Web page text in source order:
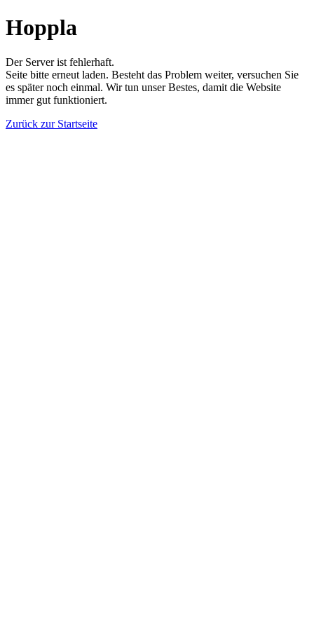
Hoppla
Der Server ist fehlerhaft.
Seite bitte erneut laden. Besteht das Problem weiter, versuchen Sie
es später noch einmal. Wir tun unser Bestes, damit die Website
immer gut funktioniert.
Zurück zur Startseite